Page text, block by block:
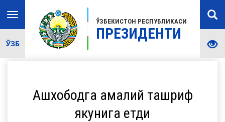
ЎЗБЕКИСТОН РЕСПУБЛИКАСИ
ПРЕЗИДЕНТИ
Toggle
navigation
ЎЗБ
Ашхободга амалий ташриф
якунига етди